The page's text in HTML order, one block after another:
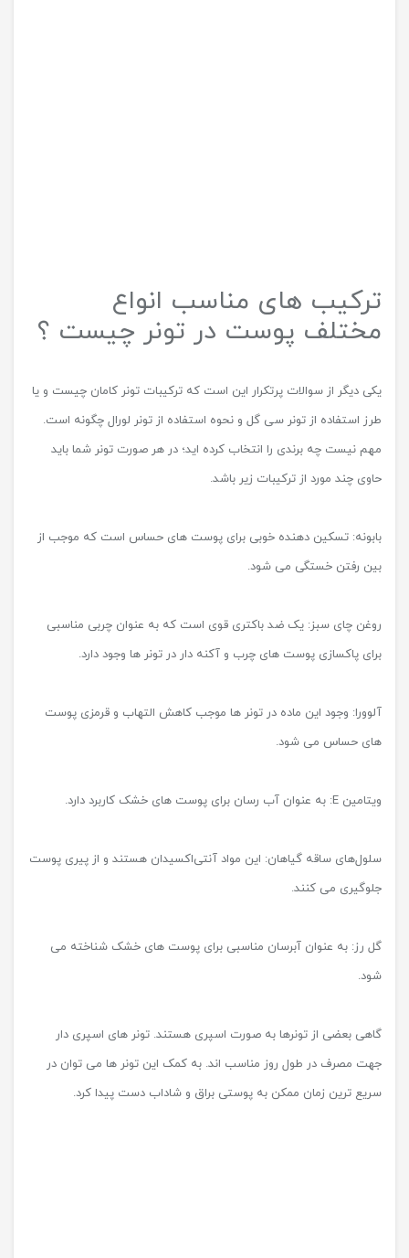
بابونه: تسکین ‌دهنده خوبی برای پوست های حساس است که موجب از
بین رفتن خستگی می شود.
روغن چای سبز: یک ضد باکتری قوی است که به عنوان چربی مناسبی
جهت مصرف در طول روز مناسب اند. به کمک این تونر ها می توان در
سریع ترین زمان ممکن به پوستی براق و شاداب دست پیدا کرد.
عوارض جانبی تونر چیست ؟